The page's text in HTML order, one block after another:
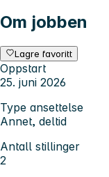
Om jobben
Lagre favoritt
Oppstart
25. juni 2026
Type ansettelse
Annet, deltid
Antall stillinger
2